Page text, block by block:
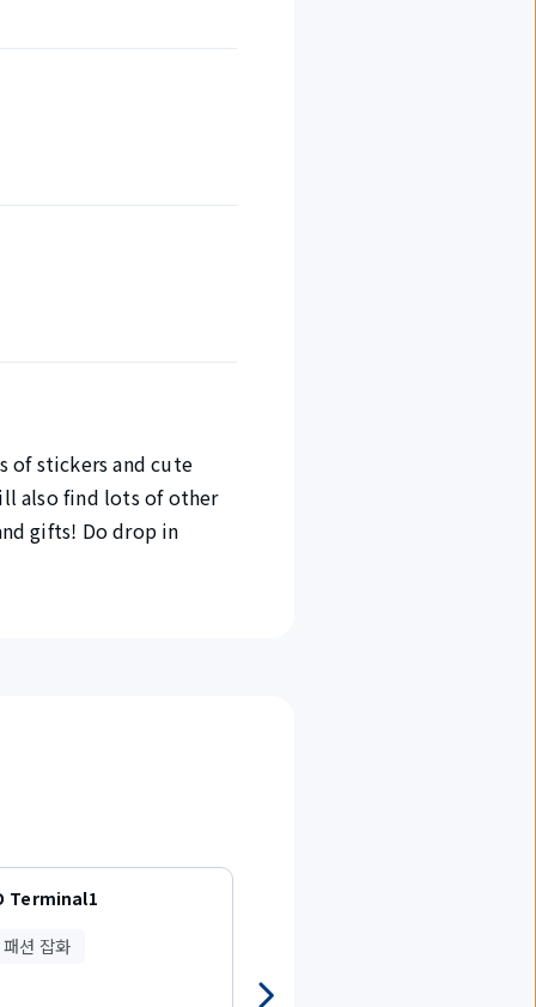
of stickers and cute
also find lots of other
gifts! Do drop in
Terminal1
션 잡화